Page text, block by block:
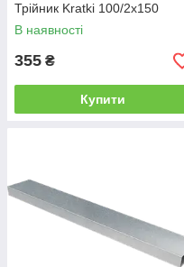
Трійник Kratki 100/2x150
В наявності
355 ₴
Купити